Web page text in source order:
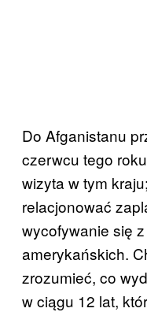
Do Afganistanu
czerwcu tego
wizyta w tym
relacjonować
wycofywanie się
amerykańskich.
zrozumieć, co
w ciągu 12 lat,